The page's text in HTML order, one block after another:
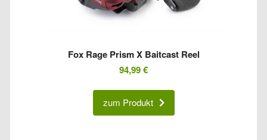
Fox Rage Prism X Baitcast Reel
94,99€
zum Produkt